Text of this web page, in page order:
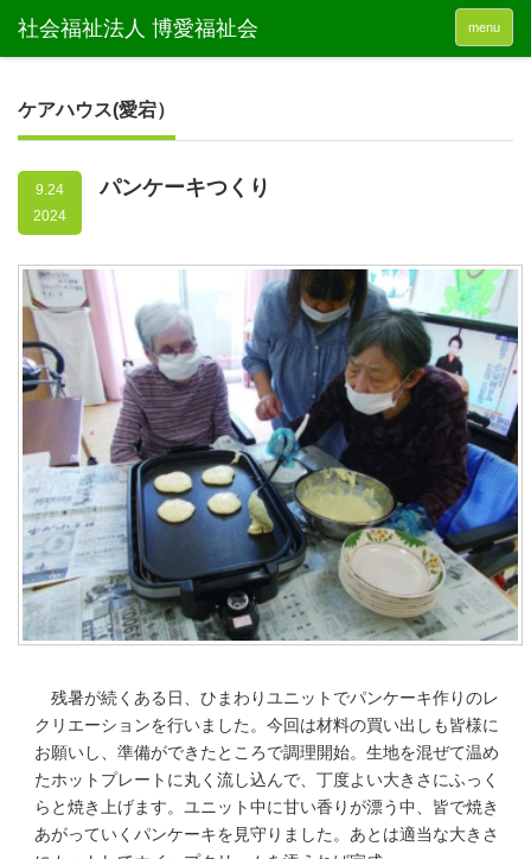
menu
ケアハウス(愛宕）
9.24
2024
パンケーキつくり
残暑が続くある日、ひまわりユニットでパンケーキ作りのレ
クリエーションを行いました。今回は材料の買い出しも皆様に
お願いし、準備ができたところで調理開始。生地を混ぜて温め
たホットプレートに丸く流し込んで、丁度よい大きさにふっく
らと焼き上げます。ユニット中に甘い香りが漂う中、皆で焼き
あがっていくパンケーキを見守りました。あとは適当な大きさ